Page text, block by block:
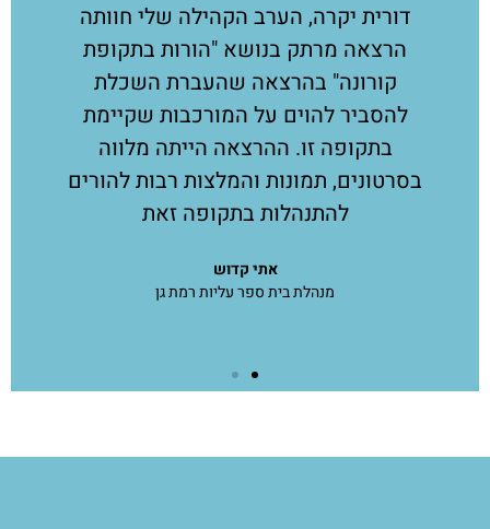
דורית יקרה, הערב הקהילה שלי חוותה
הרצאה מרתק בנושא "הורות בתקופת
קורונה" בהרצאה שהעברת השכלת
להסביר להוים על המורכבות שקיימת
בתקופה זו. ההרצאה הייתה מלווה
בסרטונים, תמונות והמלצות רבות להורים
להתנהלות בתקופה זאת
אתי קדוש
מנהלת בית ספר עליות רמת גן